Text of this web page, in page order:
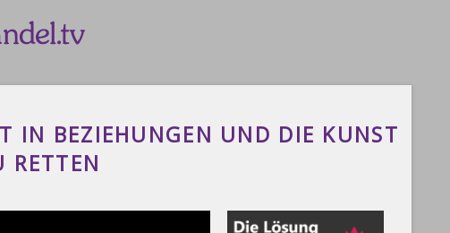
IN BEZIEHUNGEN UND DIE KUNST
RETTEN